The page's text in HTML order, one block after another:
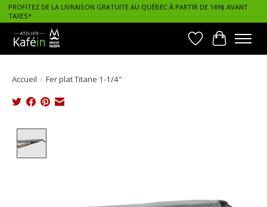
PROFITEZ DE LA LIVRAISON GRATUITE AU QUÉBEC À PARTIR DE 149$ AVANT
TAXES*
Liste dePanier
Accueil / Fer plat Titane 1-1/4"